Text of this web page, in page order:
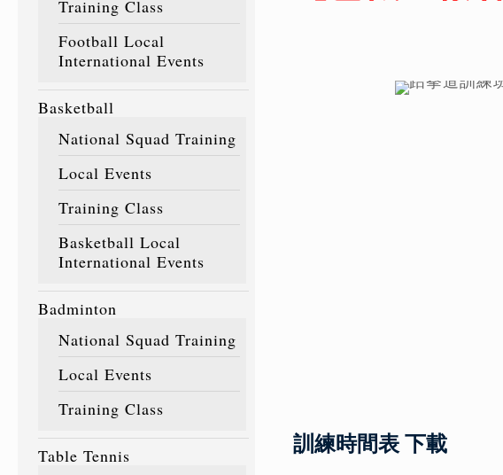
訓練時間表 下載
Training Class
Football Local
International Events
Basketball
National Squad Training
Local Events
Training Class
Basketball Local
International Events
Badminton
National Squad Training
Local Events
Training Class
Table Tennis